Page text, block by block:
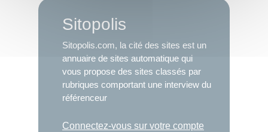
Sitopolis
Sitopolis.com, la cité des sites est un
annuaire de sites automatique qui
vous propose des sites classés par
rubriques comportant une interview du
référenceur
Connectez-vous sur votre compte